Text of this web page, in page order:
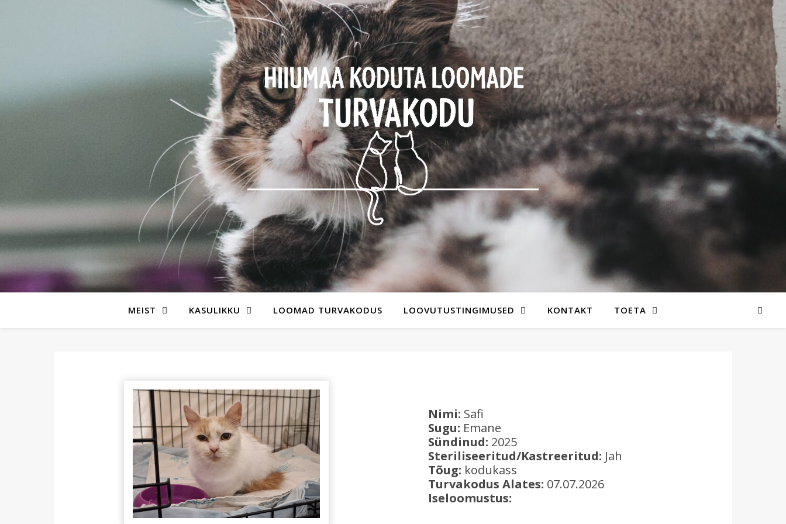
MEIST KASULIKKU LOOMAD TURVAKODUS LOOVUTUSTINGIMUSED KONTAKT TOETA
Nimi: Safi
Sugu: Emane
Sündinud: 2025
Steriliseeritud/Kastreeritud: Jah
Tõug: kodukass
Turvakodus Alates: 07.07.2026
Iseloomustus: